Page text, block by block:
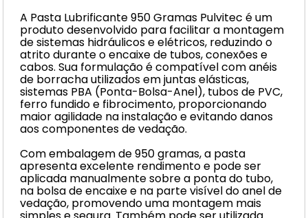
A Pasta Lubrificante 950 Gramas Pulvitec é um
produto desenvolvido para facilitar a montagem
de sistemas hidráulicos e elétricos, reduzindo o
atrito durante o encaixe de tubos, conexões e
cabos. Sua formulação é compatível com anéis
de borracha utilizados em juntas elásticas,
sistemas PBA (Ponta-Bolsa-Anel), tubos de PVC,
ferro fundido e fibrocimento, proporcionando
maior agilidade na instalação e evitando danos
aos componentes de vedação.
Com embalagem de 950 gramas, a pasta
apresenta excelente rendimento e pode ser
aplicada manualmente sobre a ponta do tubo,
na bolsa de encaixe e na parte visível do anel de
vedação, promovendo uma montagem mais